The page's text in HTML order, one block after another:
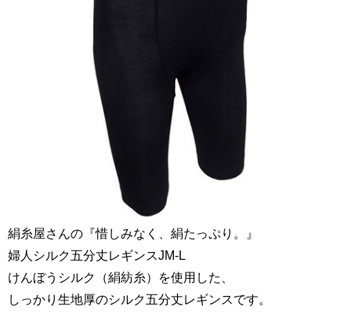
絹糸屋さんの『惜しみなく、絹たっぷり。』
婦人シルク五分丈レギンスJM-L
けんぼうシルク（絹紡糸）を使用した、
しっかり生地厚のシルク五分丈レギンスです。